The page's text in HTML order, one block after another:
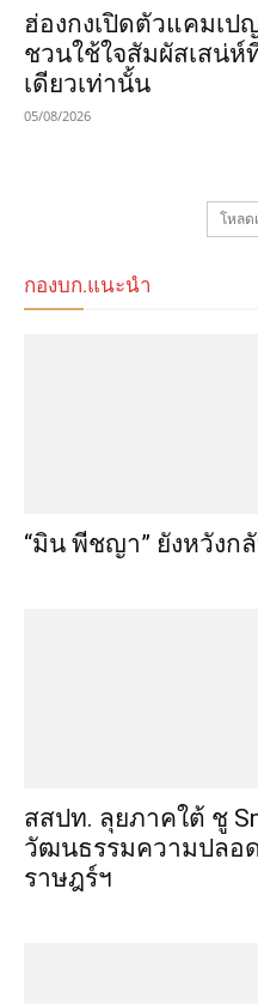
ฮ่องกงเปิดตัวแคมเปญ
ชวนใช้ใจสัมผัสเสน่ห์
เดียวเท่านั้น
05/08/2026
โหลด
กองบก.แนะนำ
“มิน พีชญา” ยังหวังก
สสปท. ลุยภาคใต้ ชู
วัฒนธรรมความปลอ
ราษฎร์ฯ